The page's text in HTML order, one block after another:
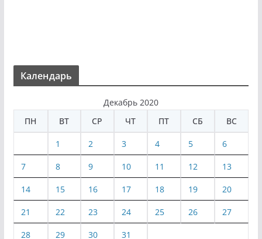
Календарь
Декабрь 2020
ПН
ВТ СР ЧТ ПТ СБ ВС
1 2 3 4 5 6
7 8 9 10 11 12 13
14 15 16 17 18 19 20
21 22 23 24 25 26 27
28 29 30 31